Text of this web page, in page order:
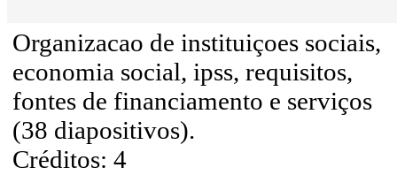
Organizacao de instituiçoes sociais,
economia social, ipss, requisitos,
fontes de financiamento e serviços
(38 diapositivos).
Créditos: 4